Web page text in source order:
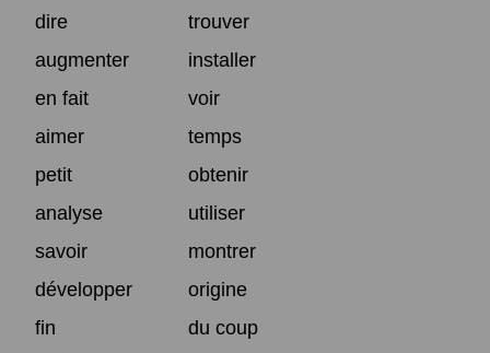
dire
trouver
augmenter
installer
en fait
voir
aimer
temps
petit
obtenir
analyse
utiliser
savoir
montrer
développer
origine
fin
du coup